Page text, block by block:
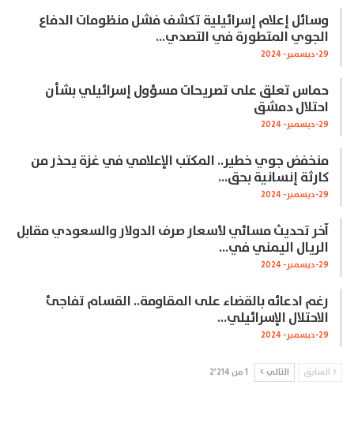
وسائل إعلام إسرائيلية تكشف فشل منظومات الدفاع
الجوي المتطورة في التصدي…
29-ديسمبر- 2024
حماس تعلق على تصريحات مسؤول إسرائيلي بشأن
احتلال دمشق
29-ديسمبر- 2024
منخفض جوي خطير.. المكتب الإعلامي في غزة يحذر من
كارثة إنسانية بحق…
29-ديسمبر- 2024
آخر تحديث مسائي لأسعار صرف الدولار والسعودي مقابل
الريال اليمني في…
29-ديسمبر- 2024
رغم ادعائه بالقضاء على المقاومة.. القسام تفاجئ
الاحتلال الإسرائيلي…
29-ديسمبر- 2024
السابق التالي 1 من 2٬214